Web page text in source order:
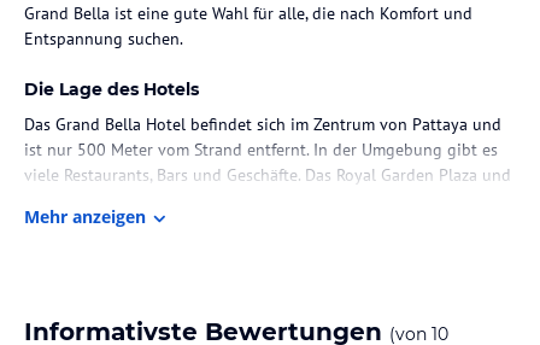
Grand Bella ist eine gute Wahl für alle, die nach Komfort und
Entspannung suchen.
Die Lage des Hotels
Das Grand Bella Hotel befindet sich im Zentrum von Pattaya und
ist nur 500 Meter vom Strand entfernt. In der Umgebung gibt es
viele Restaurants, Bars und Geschäfte. Das Royal Garden Plaza und
Suvarnabhumi ist ca. 86 km entfernt.
komfortablen Rückzugsort nach einem Tag voller Aktivitäten.
Mehr anzeigen
Informativste Bewertungen (von 10